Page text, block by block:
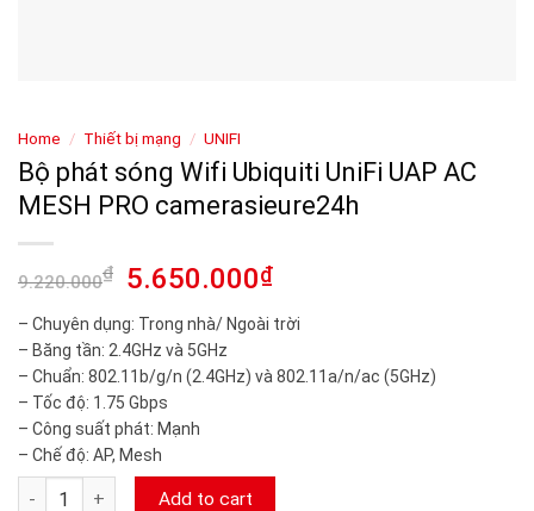
Home / Thiết bị mạng / UNIFI
Bộ phát sóng Wifi Ubiquiti UniFi UAP AC
MESH PRO camerasieure24h
9.220.000₫ 5.650.000₫
– Chuyên dụng: Trong nhà/ Ngoài trời
– Băng tần: 2.4GHz và 5GHz
– Chuẩn: 802.11b/g/n (2.4GHz) và 802.11a/n/ac (5GHz)
– Tốc độ: 1.75 Gbps
– Công suất phát: Mạnh
– Chế độ: AP, Mesh
Bộ phát sóng Wifi Ubiquiti UniFi UAP AC MESH PRO
Add to cart